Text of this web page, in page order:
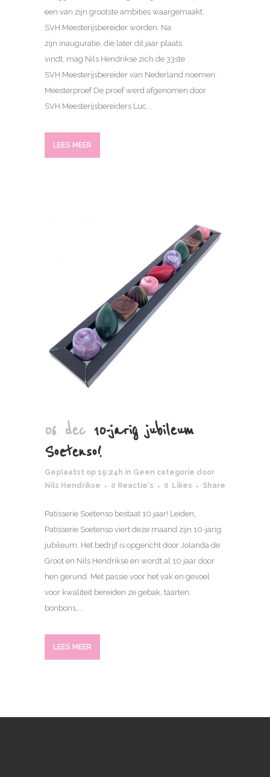
een van zijn grootste ambities waargemaakt:
SVH Meesterijsbereider worden. Na
zijn inauguratie, die later dit jaar plaats
vindt, mag Nils Hendrikse zich de 33ste
SVH Meesterijsbereider van Nederland noemen.
Meesterproef De proef werd afgenomen door
SVH Meesterijsbereiders Luc...
LEES MEER
06 dec 10-jarig jubileum
Soetenso!
Geplaatst op 19:24h in Geen categorie door
Nils Hendrikse
0 Reactie's 0 Likes Share
Patisserie Soetenso bestaat 10 jaar! Leiden,
Patisserie Soetenso viert deze maand zijn 10-jarig
jubileum. Het bedrijf is opgericht door Jolanda de
Groot en Nils Hendrikse en wordt al 10 jaar door
hen gerund. Met passie voor het vak en gevoel
voor kwaliteit bereiden ze gebak, taarten,
bonbons,...
LEES MEER